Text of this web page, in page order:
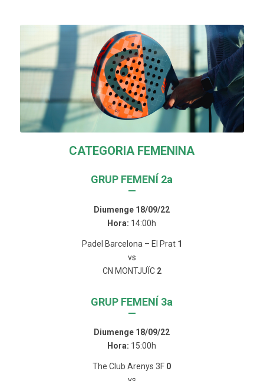
CATEGORIA FEMENINA
GRUP FEMENÍ 2a
—
Diumenge 18/09/22
Hora: 14:00h
Padel Barcelona – El Prat 1
vs
CN MONTJUÏC 2
GRUP FEMENÍ 3a
—
Diumenge 18/09/22
Hora: 15:00h
The Club Arenys 3F 0